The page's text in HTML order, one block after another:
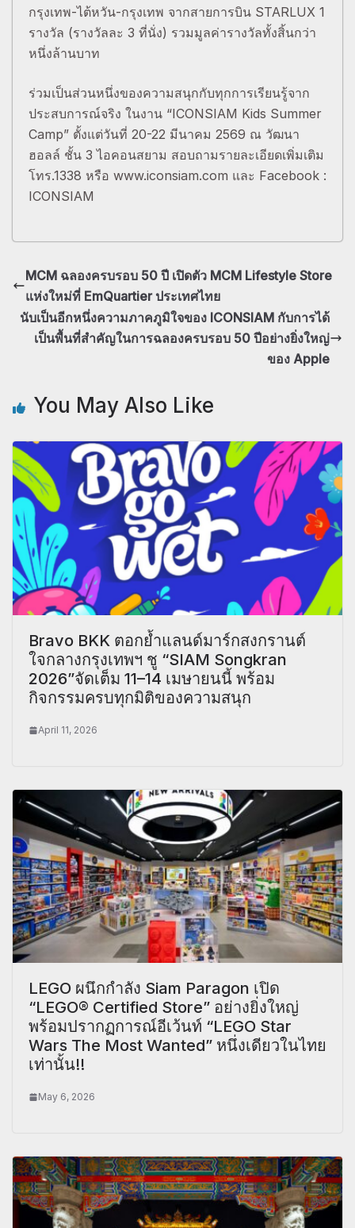
กรุงเทพ-ไต้หวัน-กรุงเทพ จากสายการบิน STARLUX 1
รางวัล (รางวัลละ 3 ที่นั่ง) รวมมูลค่ารางวัลทั้งสิ้นกว่า
หนึ่งล้านบาท
ร่วมเป็นส่วนหนึ่งของความสนุกกับทุกการเรียนรู้จาก
ประสบการณ์จริง ในงาน “ICONSIAM Kids Summer
Camp” ตั้งแต่วันที่ 20-22 มีนาคม 2569 ณ วัฒนา
ฮอลล์ ชั้น 3 ไอคอนสยาม สอบถามรายละเอียดเพิ่มเติม
โทร.1338 หรือ www.iconsiam.com และ Facebook :
ICONSIAM
MCM ฉลองครบรอบ 50 ปี เปิดตัว MCM Lifestyle Store
แห่งใหม่ที่ EmQuartier ประเทศไทย
นับเป็นอีกหนึ่งความภาคภูมิใจของ ICONSIAM กับการได้
เป็นพื้นที่สำคัญในการฉลองครบรอบ 50 ปีอย่างยิ่งใหญ่
ของ Apple
You May Also Like
Bravo BKK ตอกย้ำแลนด์มาร์กสงกรานต์
ใจกลางกรุงเทพฯ ชู “SIAM Songkran
2026”จัดเต็ม 11–14 เมษายนนี้ พร้อม
กิจกรรมครบทุกมิติของความสนุก
April 11, 2026
LEGO ผนึกกำลัง Siam Paragon เปิด
“LEGO® Certified Store” อย่างยิ่งใหญ่
พร้อมปรากฏการณ์อีเว้นท์ “LEGO Star
Wars The Most Wanted” หนึ่งเดียวในไทย
เท่านั้น!!
May 6, 2026